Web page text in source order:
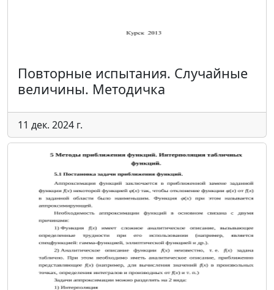
Повторные испытания. Случайные
величины. Методичка
11 дек. 2024 г.